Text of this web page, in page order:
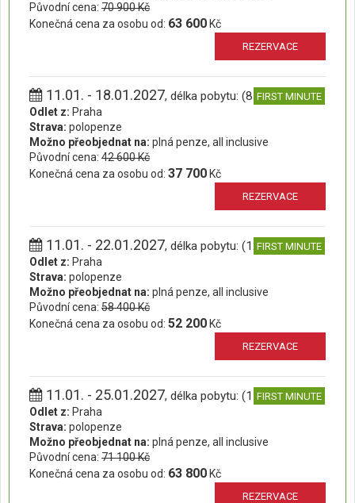
Původní cena: 70 900 Kč
Konečná cena za osobu od: 63 600 Kč
REZERVACE
11.01. - 18.01.2027, délka pobytu: (8 dní)FIRST MINUTE
Odlet z: Praha
Strava: polopenze
Možno přeobjednat na: plná penze, all inclusive
Původní cena: 42 600 Kč
Konečná cena za osobu od: 37 700 Kč
REZERVACE
11.01. - 22.01.2027, délka pobytu: (12 dní)FIRST MINUTE
Odlet z: Praha
Strava: polopenze
Možno přeobjednat na: plná penze, all inclusive
Původní cena: 58 400 Kč
Konečná cena za osobu od: 52 200 Kč
REZERVACE
11.01. - 25.01.2027, délka pobytu: (15 dní)FIRST MINUTE
Odlet z: Praha
Strava: polopenze
Možno přeobjednat na: plná penze, all inclusive
Původní cena: 71 100 Kč
Konečná cena za osobu od: 63 800 Kč
REZERVACE